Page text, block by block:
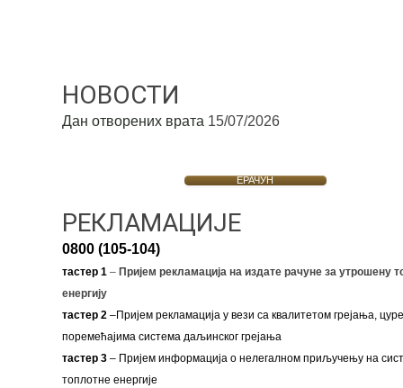
НОВОСТИ
Дан отворених врата 15/07/2026
ЕРАЧУН
РЕКЛАМАЦИЈЕ
0800 (105-104)
тастер 1–Пријем рекламација на издате рачуне за утрошену
енергију
тастер 2–Пријем рекламација у вези са квалитетом грејања,
поремећајима система даљинског грејања
тастер 3– Пријем информација о нелегалном приључењу на
топлотне енергије